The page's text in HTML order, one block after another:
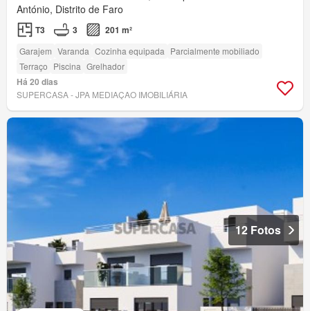
António, Distrito de Faro
T3 3 201 m²
Garajem Varanda Cozinha equipada Parcialmente mobiliado
Terraço Piscina Grelhador
Há 20 dias
SUPERCASA - JPA MEDIAÇAO IMOBILIÁRIA
12 Fotos